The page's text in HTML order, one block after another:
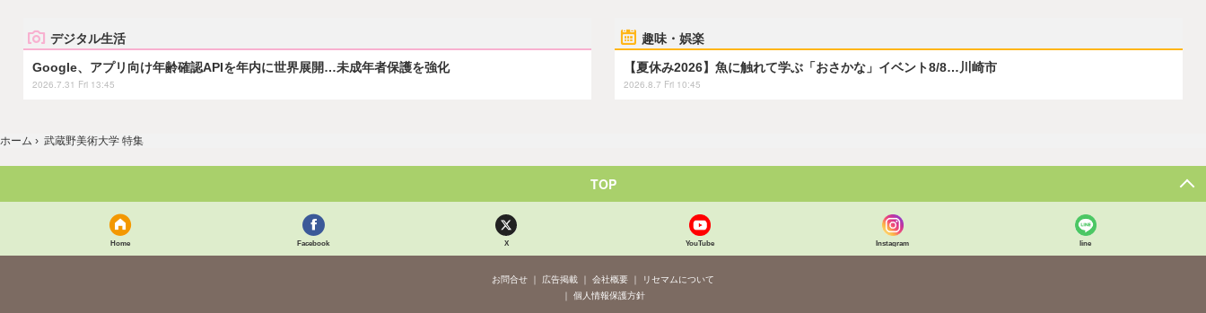
デジタル生活
Google、アプリ向け年齢確認APIを年内に世界展開…未成年者保護を強化
2026.7.31 Fri 13:45
趣味・娯楽
【夏休み2026】魚に触れて学ぶ「おさかな」イベント8/8…川崎市
2026.8.7 Fri 10:45
ホーム › 武蔵野美術大学 特集
TOP
Home Facebook X YouTube Instagram line
お問合せ 広告掲載 会社概要
リセマムについて
個人情報保護方針